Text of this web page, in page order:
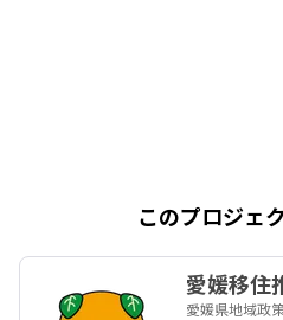
このプロジェ
愛媛移住
愛媛県地域政